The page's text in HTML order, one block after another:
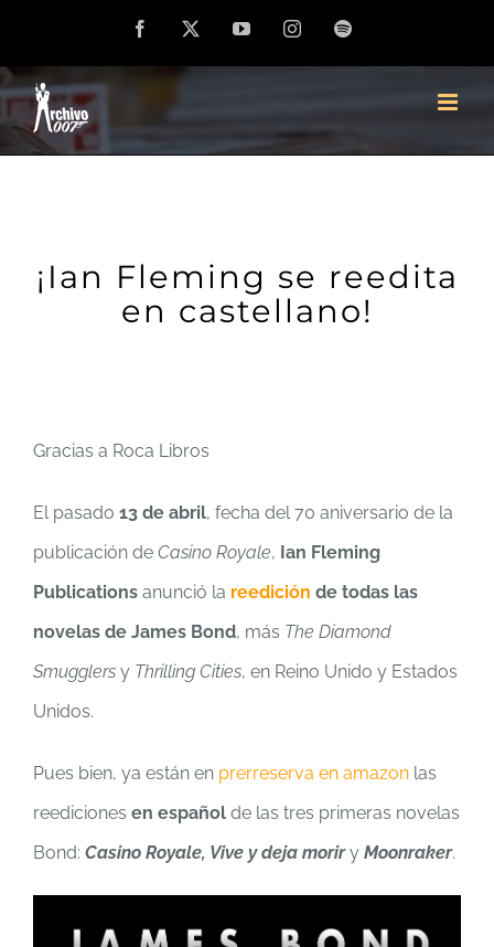
contenido
Facebook YouTubeInstagramSpotify
¡Ian Fleming se reedita
en castellano!
Gracias a Roca Libros
El pasado 13 de abril, fecha del 70 aniversario de la
publicación de Casino Royale, Ian Fleming
Publications anunció la reedición de todas las
novelas de James Bond, más The Diamond
Smugglers y Thrilling Cities, en Reino Unido y Estados
Unidos.
Pues bien, ya están en prerreserva en amazon las
reediciones en español de las tres primeras novelas
Bond: Casino Royale, Vive y deja moriry Moonraker.